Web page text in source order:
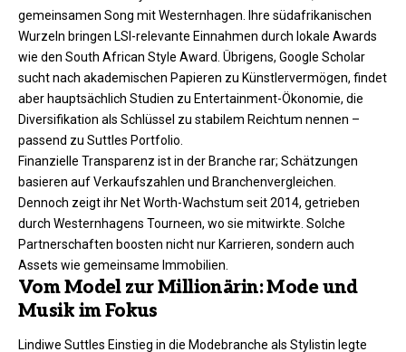
gemeinsamen Song mit Westernhagen. Ihre südafrikanischen
Wurzeln bringen LSI-relevante Einnahmen durch lokale Awards
wie den South African Style Award. Übrigens, Google Scholar
sucht nach akademischen Papieren zu Künstlervermögen, findet
aber hauptsächlich Studien zu Entertainment-Ökonomie, die
Diversifikation als Schlüssel zu stabilem Reichtum nennen –
passend zu Suttles Portfolio.
Finanzielle Transparenz ist in der Branche rar; Schätzungen
basieren auf Verkaufszahlen und Branchenvergleichen.
Dennoch zeigt ihr Net Worth-Wachstum seit 2014, getrieben
durch Westernhagens Tourneen, wo sie mitwirkte. Solche
Partnerschaften boosten nicht nur Karrieren, sondern auch
Assets wie gemeinsame Immobilien.
Vom Model zur Millionärin: Mode und
Musik im Fokus
Lindiwe Suttles Einstieg in die Modebranche als Stylistin legte